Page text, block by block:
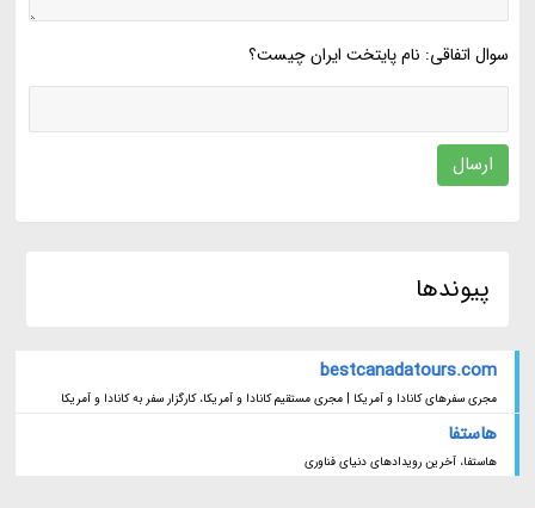
سوال اتفاقی: نام پایتخت ایران چیست؟
ارسال
پیوندها
bestcanadatours.com
مجری سفرهای کانادا و آمریکا | مجری مستقیم کانادا و آمریکا، کارگزار سفر به کانادا و آمریکا
هاستفا
هاستفا، آخرین رویدادهای دنیای فناوری